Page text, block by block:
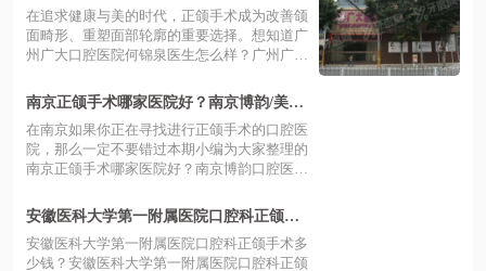
人简历丰富，手术4w起|可在线预约
在追求健康与美的时代，正颌手术成为改善颌
面畸形、重塑面部轮廓的重要选择。想知道广
州广大口腔医院何锦泉医生怎么样？广州广
南京正颌手术哪家医院好？南京博韵/美奥/
德牙排名靠前,正规技术又好!
在南京如果你正在寻找进行正颌手术的口腔医
院，那么一定不要错过本期小编为大家整理的
南京正颌手术哪家医院好？南京博韵口腔医
安徽医科大学第一附属医院口腔科正颌手
术多少钱？正颌手术4~18万元左右，附正
颌医生排名
安徽医科大学第一附属医院口腔科正颌手术多
少钱？安徽医科大学第一附属医院口腔科正颌